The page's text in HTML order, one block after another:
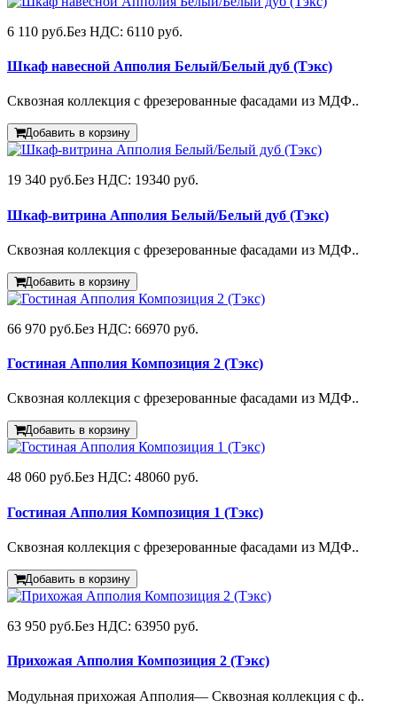
6 110 руб.Без НДС: 6110 руб.
Шкаф навесной Апполия Белый/Белый дуб (Тэкс)
Сквозная коллекция с фрезерованные фасадами из МДФ..
Добавить в корзину
19 340 руб.Без НДС: 19340 руб.
Шкаф-витрина Апполия Белый/Белый дуб (Тэкс)
Сквозная коллекция с фрезерованные фасадами из МДФ..
Добавить в корзину
66 970 руб.Без НДС: 66970 руб.
Гостиная Апполия Композиция 2 (Тэкс)
Сквозная коллекция с фрезерованные фасадами из МДФ..
Добавить в корзину
48 060 руб.Без НДС: 48060 руб.
Гостиная Апполия Композиция 1 (Тэкс)
Сквозная коллекция с фрезерованные фасадами из МДФ..
Добавить в корзину
63 950 руб.Без НДС: 63950 руб.
Прихожая Апполия Композиция 2 (Тэкс)
Модульная прихожая Апполия— Сквозная коллекция с ф..